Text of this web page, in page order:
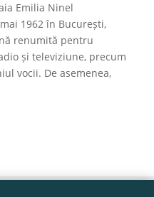
Emilia Ninel
1962 în București,
renumită pentru
și televiziune, precum
vocii. De asemenea,